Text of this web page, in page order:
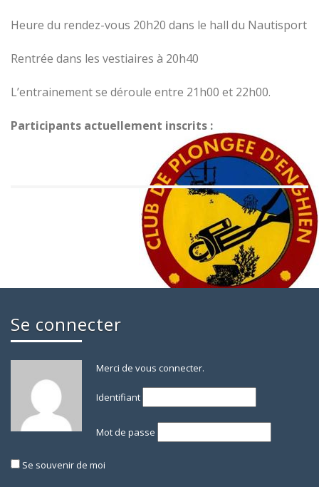
Heure du rendez-vous 20h20 dans le hall du Nautisport
Rentrée dans les vestiaires à 20h40
L’entrainement se déroule entre 21h00 et 22h00.
Participants actuellement inscrits :
Se connecter
Merci de vous connecter.
Identifiant
Mot de passe
Se souvenir de moi